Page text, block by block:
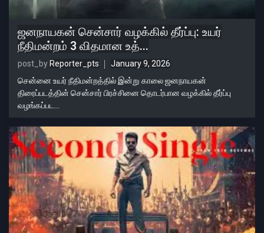
ஜனநாயகன் சென்சார் வழக்கில் தீர்ப்பு: உயர்
நீதிமன்றம் 3 விதமான உத்...
post_by Reporter_pts
January 9, 2026
சென்னை உயர் நீதிமன்றத்தில் இன்று காலை ஜனநாயகன்
திரைப்படத்தின் சென்சார் பிரச்சினை தொடர்பான வழக்கில் தீர்ப்பு
வழங்கப்பட...